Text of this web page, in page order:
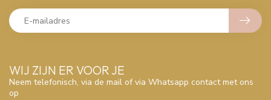
WIJ ZIJN ER VOOR JE
Neem telefonisch, via de mail of via Whatsapp contact met ons
op